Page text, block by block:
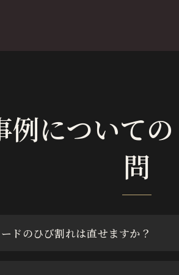
例について
問
ドのひび割れは直せますか？